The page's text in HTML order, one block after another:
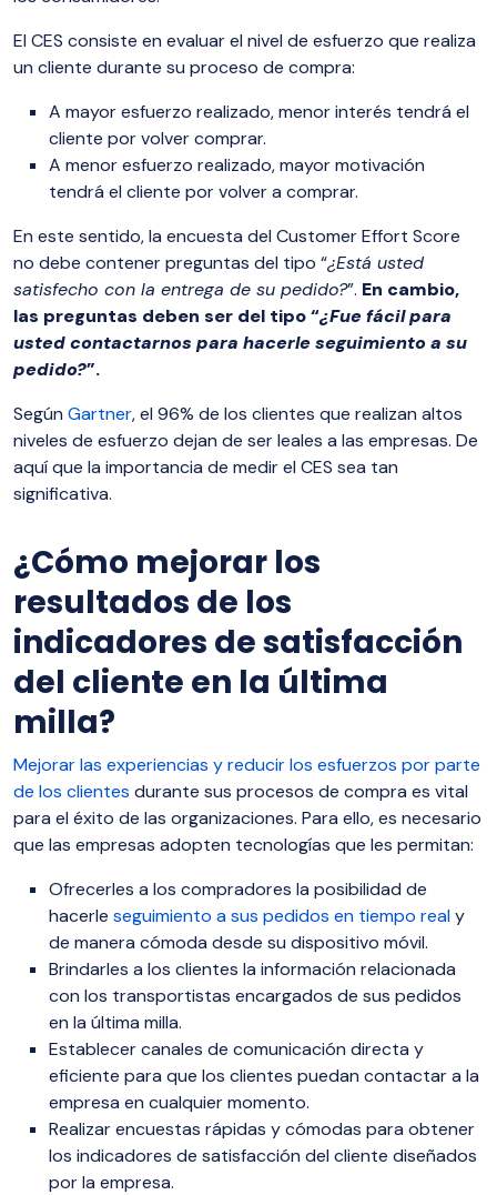
El CES consiste en evaluar el nivel de esfuerzo que realiza
un cliente durante su proceso de compra:
A mayor esfuerzo realizado, menor interés tendrá el
cliente por volver comprar.
A menor esfuerzo realizado, mayor motivación
tendrá el cliente por volver a comprar.
En este sentido, la encuesta del Customer Effort Score
no debe contener preguntas del tipo “¿Está usted
satisfecho con la entrega de su pedido?”. En cambio,
las preguntas deben ser del tipo “¿Fue fácil para
usted contactarnos para hacerle seguimiento a su
pedido?”.
Según Gartner, el 96% de los clientes que realizan altos
niveles de esfuerzo dejan de ser leales a las empresas. De
aquí que la importancia de medir el CES sea tan
significativa.
¿Cómo mejorar los
resultados de los
indicadores de satisfacción
del cliente en la última
milla?
Mejorar las experiencias y reducir los esfuerzos por parte
de los clientes durante sus procesos de compra es vital
para el éxito de las organizaciones. Para ello, es necesario
que las empresas adopten tecnologías que les permitan:
Ofrecerles a los compradores la posibilidad de
hacerle seguimiento a sus pedidos en tiempo realy
de manera cómoda desde su dispositivo móvil.
Brindarles a los clientes la información relacionada
con los transportistas encargados de sus pedidos
en la última milla.
Establecer canales de comunicación directa y
eficiente para que los clientes puedan contactar a la
empresa en cualquier momento.
Realizar encuestas rápidas y cómodas para obtener
los indicadores de satisfacción del cliente diseñados
por la empresa.